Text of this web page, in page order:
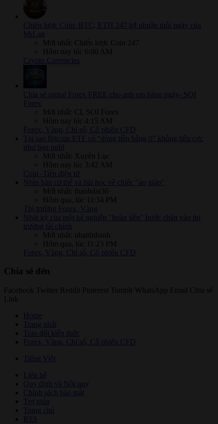
Chiến lược Coin: BTC, ETH 247 lợi nhuận mỗi ngày của
MrLan
Mới nhất: Chiến lược Coin 247
Hôm nay lúc 6:00 AM
Crypto Currencies
Chia sẻ signal Forex FREE cho anh em hàng ngày- SOI
Forex
Mới nhất: CL SOI Forex
Hôm nay lúc 4:15 AM
Forex, Vàng, Chỉ số, Cổ phiếu CFD
Tại sao Bitcoin ETF có “dòng tiền bằng 0” không tiêu cực
như bạn nghĩ
Mới nhất: Xuyên Lục
Hôm nay lúc 3:42 AM
Coin -Tiền điện tử
Nhìn bàn cờ thế và bài học về chiếc "áo giáp"
Mới nhất: thanhdat36
Hôm qua, lúc 11:34 PM
Thị trường Forex, Vàng
Nhật ký của một kẻ nghiện "hoàn tiền" bước chân vào thị
trường tài chính
Mới nhất: nhattinhanh
Hôm qua, lúc 11:23 PM
Forex, Vàng, Chỉ số, Cổ phiếu CFD
Chia sẻ đến
Facebook Twitter Reddit Pinterest Tumblr WhatsApp Email
Chia sẻ
Link
Home
Trang nhất
Trao đổi kiến thức
Forex, Vàng, Chỉ số, Cổ phiếu CFD
Tiếng Việt
Liên hệ
Quy định và Nội quy
Chính sách bảo mật
Trợ giúp
Trang chủ
RSS